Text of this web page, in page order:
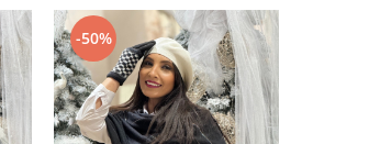
-50%